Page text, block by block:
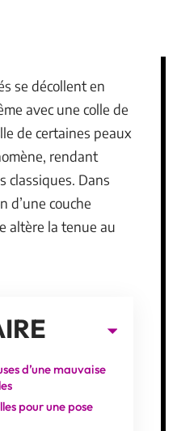
se décollent en
avec une colle de
de certaines peaux
rendant
classiques. Dans
d’une couche
altère la tenue au
d’une mauvaise
pour une pose